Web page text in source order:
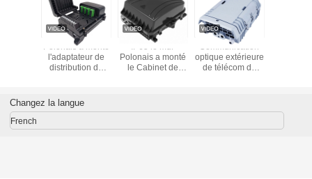
IP68
Noir
Polonais a monté
l'adaptateur de
distribution de
de Sc 16 ou de
noyaux de LC 32
IP65 le mur
Polonais a monté
le Cabinet de
Communication
optique extérieure
de télécom de
Changez la langue
French